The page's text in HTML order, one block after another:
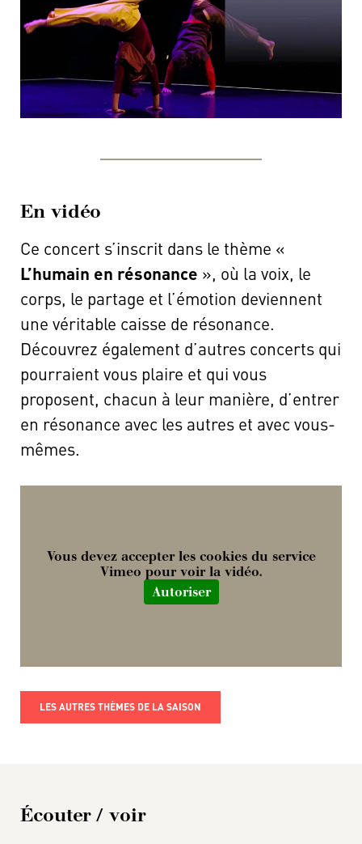
En vidéo
Ce concert s’inscrit dans le thème «
L’humain en résonance », où la voix, le
corps, le partage et l’émotion deviennent
une véritable caisse de résonance.
Découvrez également d’autres concerts qui
pourraient vous plaire et qui vous
proposent, chacun à leur manière, d’entrer
en résonance avec les autres et avec vous-
mêmes.
Vous devez accepter les cookies du service
Vimeo pour voir la vidéo.
Autoriser
LES AUTRES THÈMES DE LA SAISON
Écouter / voir